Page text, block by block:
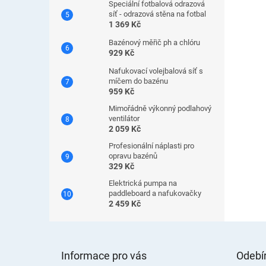
Speciální fotbalová odrazová
síť - odrazová stěna na fotbal
1 369 Kč
Bazénový měřič ph a chlóru
929 Kč
Nafukovací volejbalová síť s
míčem do bazénu
959 Kč
Mimořádně výkonný podlahový
ventilátor
2 059 Kč
Profesionální náplasti pro
opravu bazénů
329 Kč
Elektrická pumpa na
paddleboard a nafukovačky
2 459 Kč
Informace pro vás